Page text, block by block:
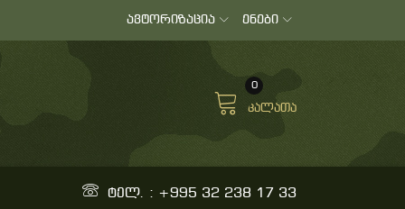
ავტორიზაცია ენები
0
კალათა
ტელ. : +995 32 238 17 33